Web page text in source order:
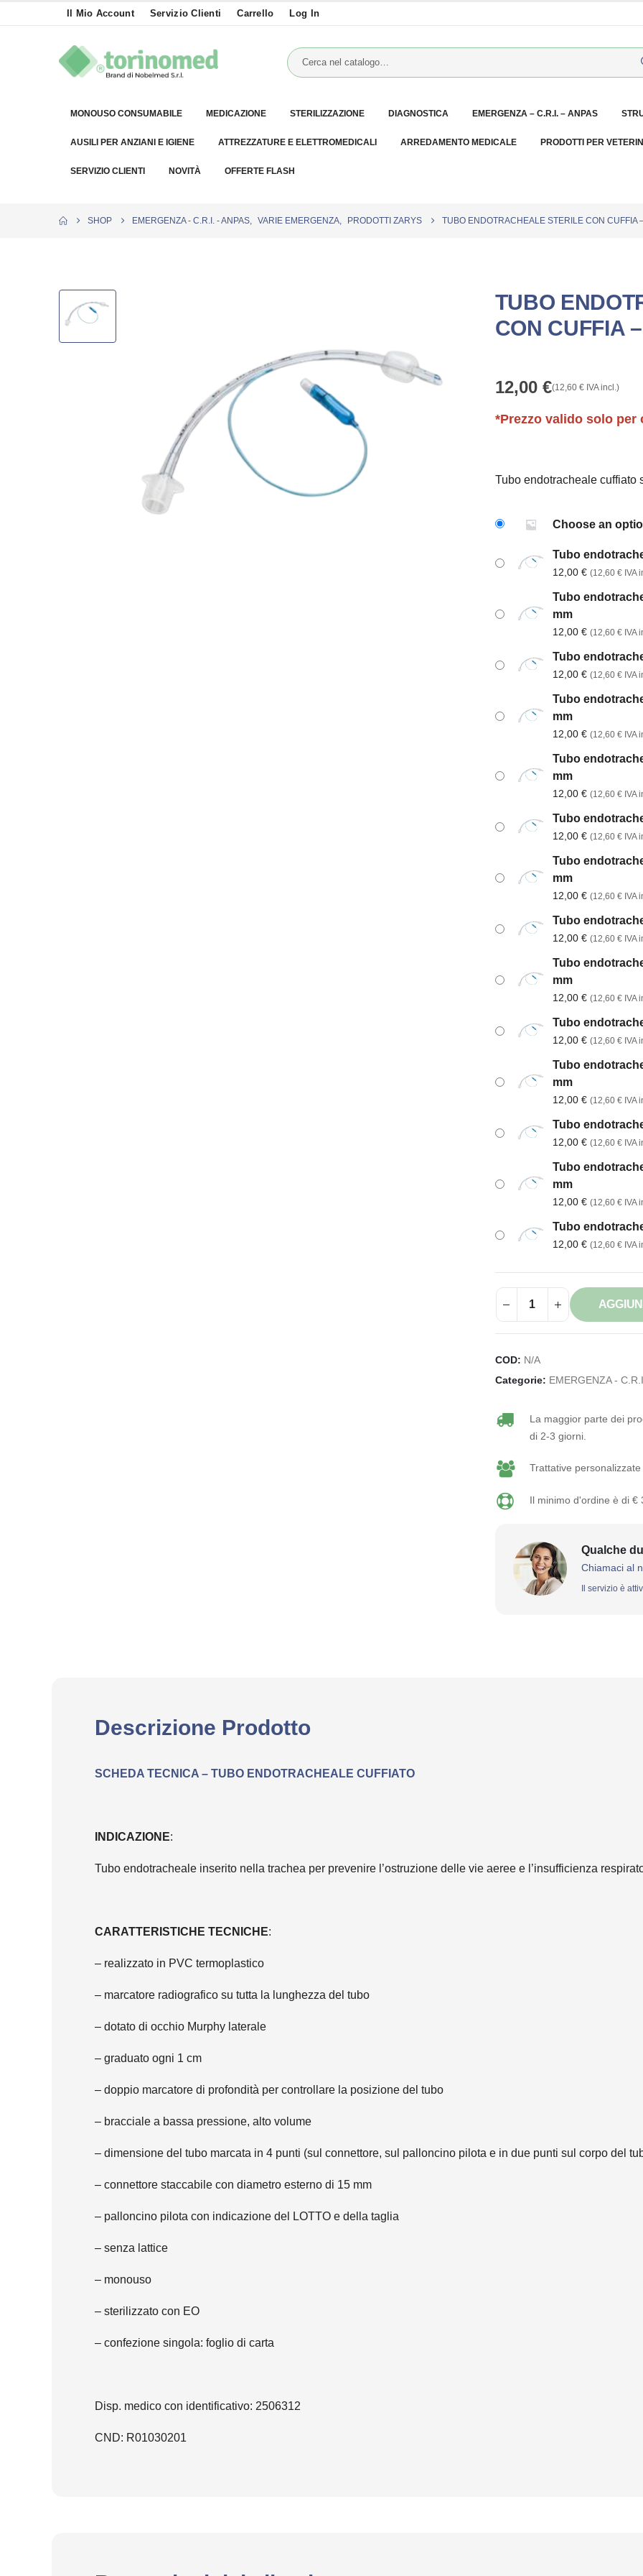
Il Mio Account Servizio Clienti Carrello Log In
MONOUSO CONSUMABILE MEDICAZIONE STERILIZZAZIONE DIAGNOSTICA EMERGENZA – C.R.I. – ANPAS
AUSILI PER ANZIANI E IGIENE ATTREZZATURE E ELETTROMEDICALI ARREDAMENTO MEDICALE PRODOTTI PER
SERVIZIO CLIENTI NOVITÀ OFFERTE FLASH
SHOP EMERGENZA - C.R.I. - ANPAS VARIE EMERGENZA PRODOTTI ZARYS TUBO ENDOTRACHEALE STERILE CON CUFFIA
TUBO
CON CUFFIA
12,00 €(12,60 €IVA incl.)
*Prezzo valido solo per
Tubo endotracheale cuffiato
Choose an
Tubo
12,00 € (12,60 €IVA
Tubo
mm
12,00 € (12,60 €IVA
Tubo
12,00 € (12,60 €IVA
Tubo
mm
12,00 € (12,60 €IVA
Tubo
mm
12,00 € (12,60 €IVA
Tubo
12,00 € (12,60 €IVA
Tubo
mm
12,00 € (12,60 €IVA
Tubo
12,00 € (12,60 €IVA
Tubo
mm
12,00 € (12,60 €IVA
Tubo
12,00 € (12,60 €IVA
Tubo
mm
12,00 € (12,60 €IVA
Tubo
12,00 € (12,60 €IVA
Tubo
mm
12,00 € (12,60 €IVA
Tubo
12,00 € (12,60 €IVA
COD: N/A
Categorie: EMERGENZA -
La maggior parte dei
di 2-3 giorni.
Trattative
Il minimo d'ordine è di €
Qualche
Chiamaci al
Il servizio è
Descrizione Prodotto
SCHEDA TECNICA – TUBO ENDOTRACHEALE CUFFIATO
INDICAZIONE:
Tubo endotracheale inserito nella trachea per prevenire l’ostruzione delle vie aeree e l’insufficienza
CARATTERISTICHE TECNICHE:
– realizzato in PVC termoplastico
– marcatore radiografico su tutta la lunghezza del tubo
– dotato di occhio Murphy laterale
– graduato ogni 1 cm
– doppio marcatore di profondità per controllare la posizione del tubo
– bracciale a bassa pressione, alto volume
– dimensione del tubo marcata in 4 punti (sul connettore, sul palloncino pilota e in due punti sul corpo del
– connettore staccabile con diametro esterno di 15 mm
– palloncino pilota con indicazione del LOTTO e della taglia
– senza lattice
– monouso
– sterilizzato con EO
– confezione singola: foglio di carta
Disp. medico con identificativo: 2506312
CND: R01030201